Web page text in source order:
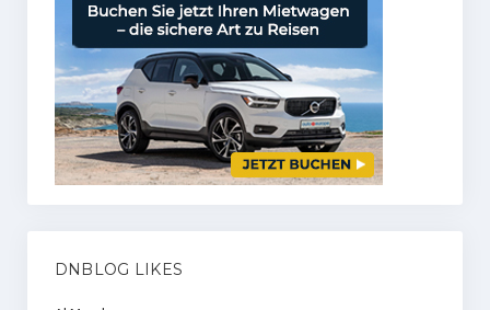
DNBLOG LIKES